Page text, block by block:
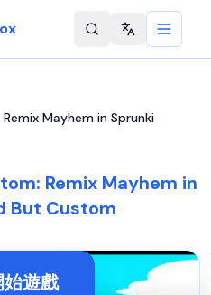
Change
Mayhem in Sprunki
Remix Mayhem in
But Custom
始遊戲